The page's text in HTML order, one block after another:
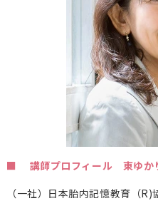
■ 講師プロフィール 東ゆか
（一社）日本胎内記憶教育（R)